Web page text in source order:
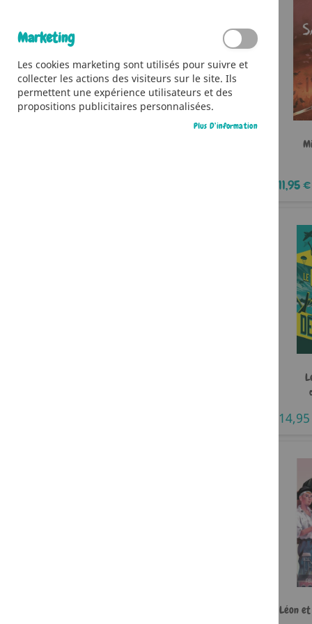
11,95 €
Léon
Marketing
Les cookies marketing sont utilisés pour suivre et
collecter les actions des visiteurs sur le site. Ils
permettent une expérience utilisateurs et des
propositions publicitaires personnalisées.
Plus D’information